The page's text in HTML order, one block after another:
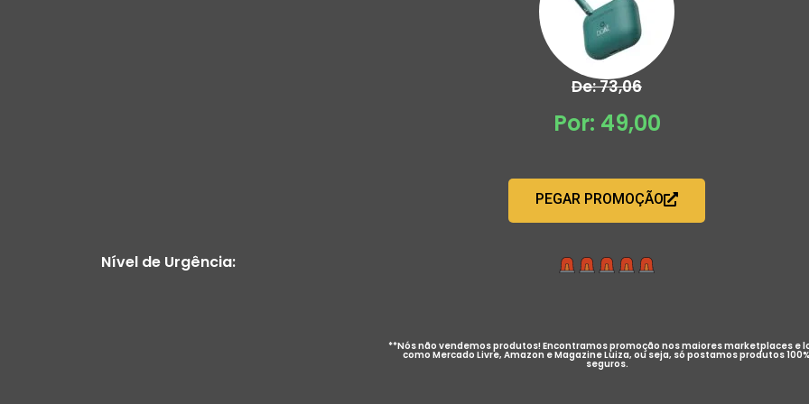
De: 73,06
Por: 49,00
PEGAR PROMOÇÃO
Nível de Urgência:
**Nós não vendemos produtos! Encontramos promoção nos maiores marketplaces e
como Mercado Livre, Amazon e Magazine Luiza, ou seja, só postamos produtos 100%
seguros.